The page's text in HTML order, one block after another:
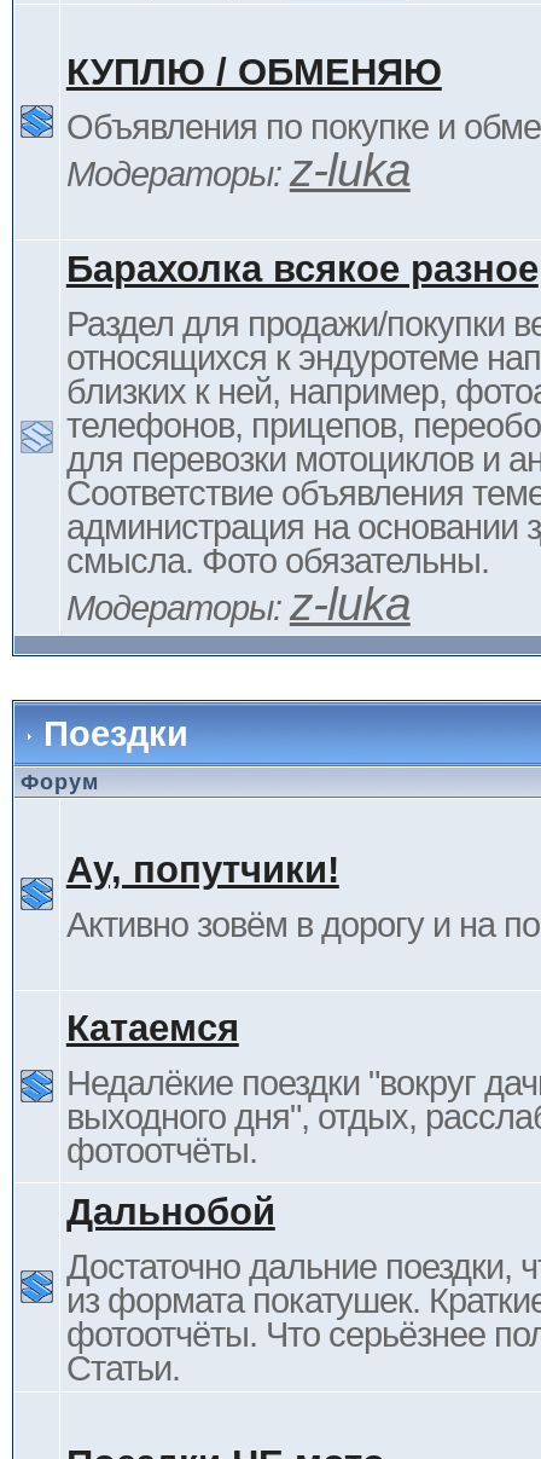
КУПЛЮ / ОБМЕНЯЮ
Объявления по покупке и
Модераторы: z-luka
Барахолка всякое разное
Раздел для продажи/покупки
относящихся к эндуротеме
близких к ней, например,
телефонов, прицепов,
для перевозки мотоциклов и
Соответствие объявления
администрация на основании
смысла. Фото обязательны.
Модераторы: z-luka
Поездки
Форум
Ау, попутчики!
Активно зовём в дорогу и на
Катаемся
Недалёкие поездки "вокруг
выходного дня", отдых,
фотоотчёты.
Дальнобой
Достаточно дальние поездки,
из формата покатушек.
фотоотчёты. Что серьёзнее
Статьи.